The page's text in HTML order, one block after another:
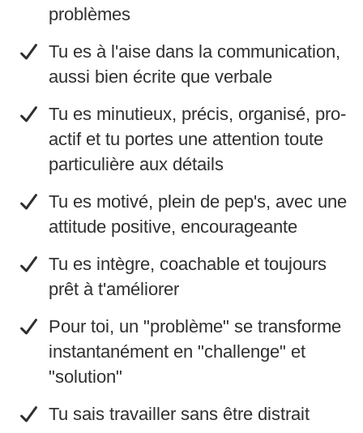
problèmes
​Tu es à l'aise dans la communication,
aussi bien écrite que verbale
​Tu es minutieux, précis, organisé, pro-
actif et tu portes une attention toute
particulière aux détails
​Tu es motivé, plein de pep's, avec une
attitude positive, encourageante
​Tu es intègre, coachable et toujours
prêt à t'améliorer
​Pour toi, un "problème" se transforme
instantanément en "challenge" et
"solution"
​Tu sais travailler sans être distrait